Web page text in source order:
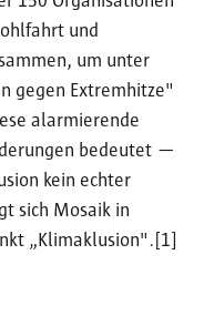
und
um unter
gegen Extremhitze"
alarmierende
bedeutet —
kein echter
sich Mosaik in
„Klimaklusion".[1]